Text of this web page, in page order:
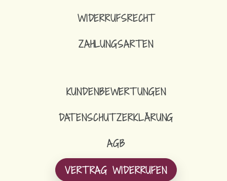
WIDERRUFSRECHT
ZAHLUNGSARTEN
KUNDENBEWERTUNGEN
DATENSCHUTZERKLÄRUNG
AGB
VERTRAG WIDERRUFEN